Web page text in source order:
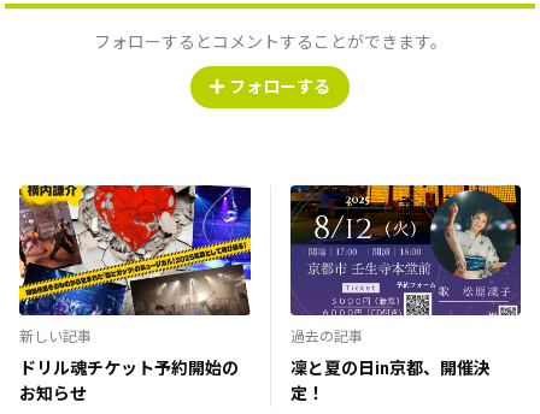
フォローするとコメントすることができます。
フォローする
新しい記事
ドリル魂チケット予約開始の
お知らせ
過去の記事
凜と夏の日in京都、開催決
定！